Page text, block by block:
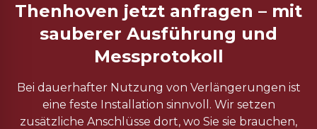
Thenhoven jetzt anfragen – mit
sauberer Ausführung und
Messprotokoll
Bei dauerhafter Nutzung von Verlängerungen ist
eine feste Installation sinnvoll. Wir setzen
zusätzliche Anschlüsse dort, wo Sie sie brauchen,